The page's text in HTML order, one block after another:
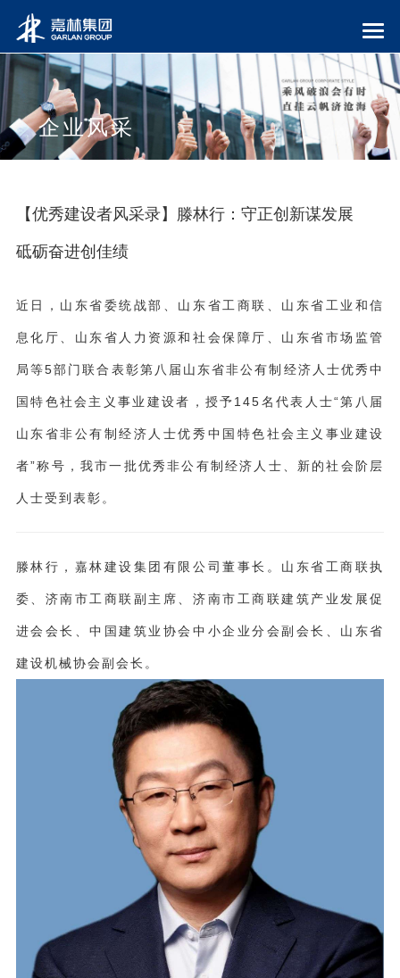
企业风采
【优秀建设者风采录】滕林行：守正创新谋发展
砥砺奋进创佳绩
近日，山东省委统战部、山东省工商联、山东省工业和信
息化厅、山东省人力资源和社会保障厅、山东省市场监管
局等5部门联合表彰第八届山东省非公有制经济人士优秀中
国特色社会主义事业建设者，授予145名代表人士“第八届
山东省非公有制经济人士优秀中国特色社会主义事业建设
者”称号，我市一批优秀非公有制经济人士、新的社会阶层
人士受到表彰。
滕林行，嘉林建设集团有限公司董事长。山东省工商联执
委、济南市工商联副主席、济南市工商联建筑产业发展促
进会会长、中国建筑业协会中小企业分会副会长、山东省
建设机械协会副会长。